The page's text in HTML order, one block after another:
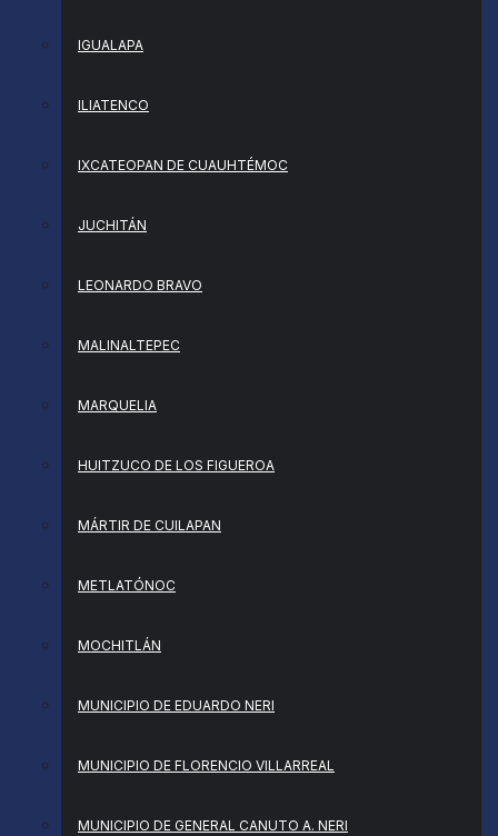
IGUALAPA
ILIATENCO
IXCATEOPAN DE CUAUHTÉMOC
JUCHITÁN
LEONARDO BRAVO
MALINALTEPEC
MARQUELIA
HUITZUCO DE LOS FIGUEROA
MÁRTIR DE CUILAPAN
METLATÓNOC
MOCHITLÁN
MUNICIPIO DE EDUARDO NERI
MUNICIPIO DE FLORENCIO VILLARREAL
MUNICIPIO DE GENERAL CANUTO A. NERI